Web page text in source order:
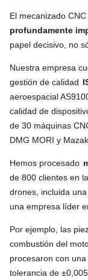
El mecanizado
profundamente
papel decisivo, no
Nuestra empresa
gestión de calidad
aeroespacial
calidad de
de 30 máquinas
DMG MORI y Mazak.
Hemos procesado
de 800 clientes en
drones, incluida
una empresa líder
Por ejemplo, las
combustión del
procesaron con
tolerancia de ±0,005